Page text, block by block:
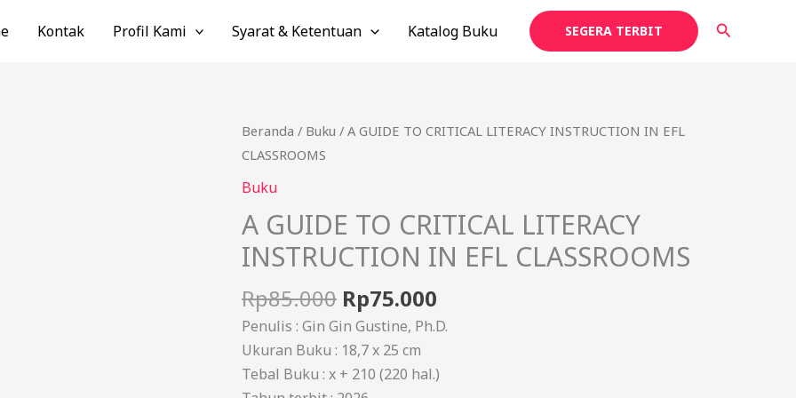
Kontak Profil Kami Syarat & Ketentuan Katalog Buku SEGERA TERBIT Cari
Beranda / Buku / A GUIDE TO CRITICAL LITERACY INSTRUCTION IN EFL
CLASSROOMS
Buku
A GUIDE TO CRITICAL LITERACY
INSTRUCTION IN EFL CLASSROOMS
Rp85.000
Harga
Rp75.000
Harga
Rp75.000.
Penulis : Gin Gin Gustine, Ph.D.
Ukuran Buku : 18,7 x 25 cm
Tebal Buku : x + 210 (220 hal.)
Kuantitas
A
GUIDE
CRITICAL
LITERACY
IN
EFL
CLASSROOMS